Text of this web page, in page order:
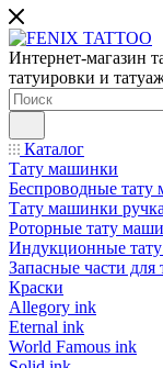
Интернет-магазин
татуировки и
Каталог
Тату машинки
Беспроводные тату
Тату машинки
Роторные тату
Индукционные
Запасные части
Краски
Allegory ink
Eternal ink
World Famous ink